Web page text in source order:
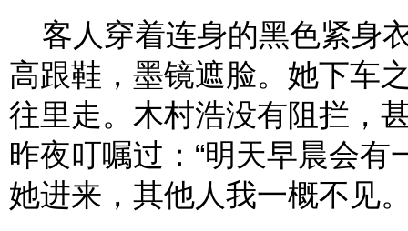
客人穿着连身的黑色紧身
高跟鞋，墨镜遮脸。她下车
往里走。木村浩没有阻拦，
昨夜叮嘱过：“明天早晨会
她进来，其他人我一概不见